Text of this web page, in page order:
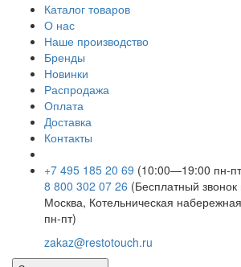
Каталог товаров
О нас
Наше производство
Бренды
Новинки
Распродажа
Оплата
Доставка
Контакты
+7 495 185 20 69 (10:00—19:00 пн-
8 800 302 07 26 (Бесплатный
Москва, Котельническая
пн-пт)
zakaz@restotouch.ru